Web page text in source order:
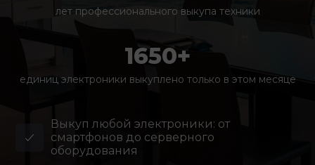
лет профессионального выкупа техники
1650+
единиц электроники выкуплено только в этом месяце
Выкуп любой электроники: от
смартфонов до серверного
оборудования